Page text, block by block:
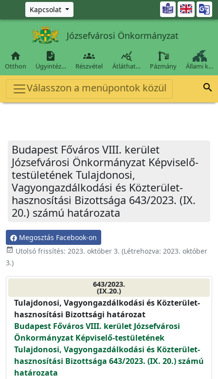
Ugrás a fő tartalomra
Kapcsolat 
Józsefvárosi Önkormányzat

Otthon

Ügyintéz…

Részvétel

Átláthat… Pázmány Állami k…
Válasszon a menüpontok közül 
Budapest Főváros VIII. kerület
Józsefvárosi Önkormányzat Képviselő-
testületének Tulajdonosi,
Vagyongazdálkodási és Közterület-
hasznosítási Bizottsága 643/2023. (IX.
20.) számú határozata
Megosztás Facebook-on
event_available Utolsó frissítés: 2023. október 3. (Létrehozva: 2023. október
3.)
643/2023.
(IX.20.)
Tulajdonosi, Vagyongazdálkodási és Közterület-
hasznosítási Bizottsági határozat
Budapest Főváros VIII. kerület Józsefvárosi
Önkormányzat Képviselő-testületének
Tulajdonosi, Vagyongazdálkodási és Közterület-
hasznosítási Bizottsága 643/2023. (IX. 20.) számú
határozata